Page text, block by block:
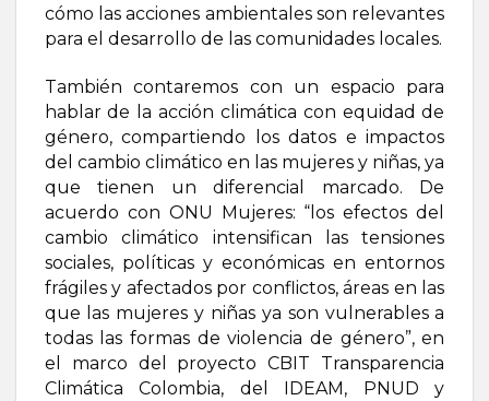
cómo las acciones ambientales son relevantes
para el desarrollo de las comunidades locales.
También contaremos con un espacio para
hablar de la acción climática con equidad de
género, compartiendo los datos e impactos
del cambio climático en las mujeres y niñas, ya
que tienen un diferencial marcado. De
acuerdo con ONU Mujeres: “los efectos del
cambio climático intensifican las tensiones
sociales, políticas y económicas en entornos
frágiles y afectados por conflictos, áreas en las
que las mujeres y niñas ya son vulnerables a
todas las formas de violencia de género”, en
el marco del proyecto CBIT Transparencia
Climática Colombia, del IDEAM, PNUD y